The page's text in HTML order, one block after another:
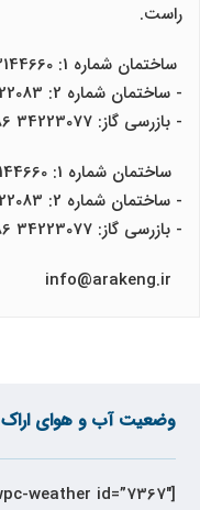
راست.
ساختمان شماره 1: 33144660 086.
- ساختمان شماره 2: 32222083 086
- بازرسی گاز: 34223077 086
ساختمان شماره 1: 33144660 086.
- ساختمان شماره 2: 32222083 086
- بازرسی گاز: 34223077 086
وضعیت آب و هوای اراک
[wpc-weather id=”7367″/]